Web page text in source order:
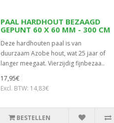
PAAL HARDHOUT BEZAAGD
GEPUNT 60 X 60 MM - 300 CM
Deze hardhouten paal is van
duurzaam Azobe hout, wat 25 jaar of
langer meegaat. Vierzijdig fijnbezaa..
17,95€
Excl. BTW: 14,83€
BESTELLEN